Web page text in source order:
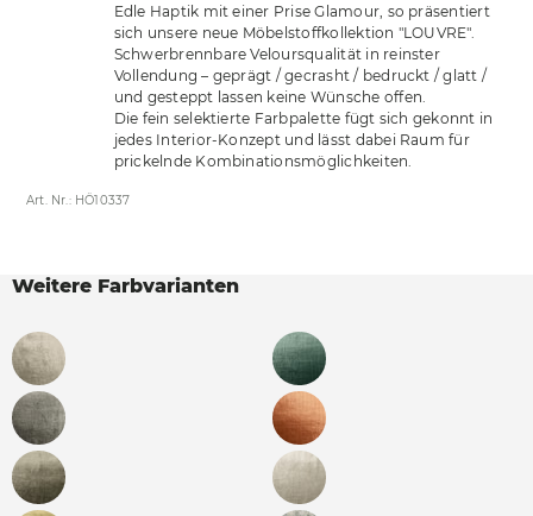
Art. Nr.: HÖ10337
Edle Haptik mit einer Prise Glamour, so präsentiert
sich unsere neue Möbelstoffkollektion "LOUVRE".
Schwerbrennbare Veloursqualität in reinster
Vollendung – geprägt / gecrasht / bedruckt / glatt /
und gesteppt lassen keine Wünsche offen.
Die fein selektierte Farbpalette fügt sich gekonnt in
jedes Interior-Konzept und lässt dabei Raum für
prickelnde Kombinationsmöglichkeiten.
Weitere Farbvarianten